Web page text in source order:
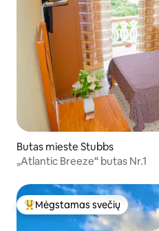
Butas mieste Stubbs
„Atlantic Breeze“ butas Nr.1
Svečių mėgstamiausias
Mėgstamas svečių